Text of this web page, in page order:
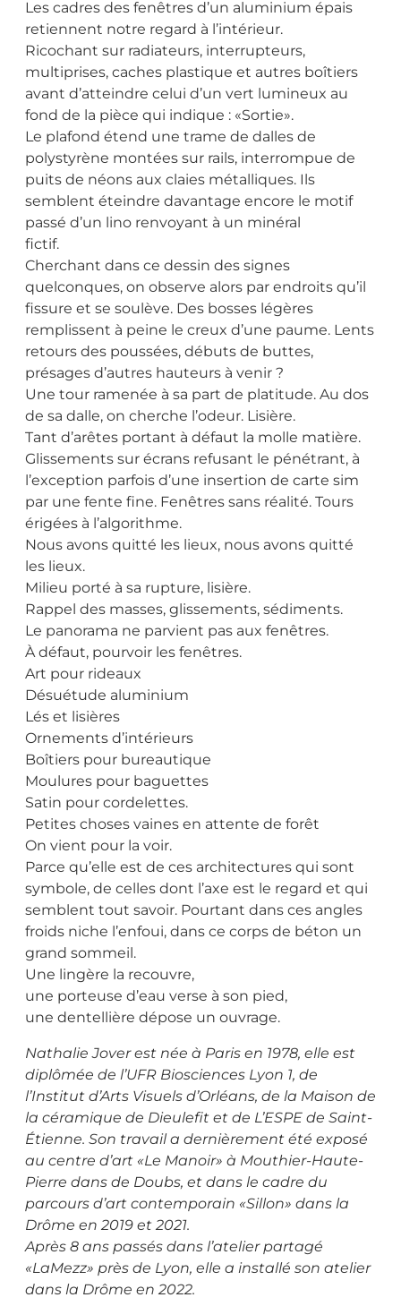
Les cadres des fenêtres d’un aluminium épais
retiennent notre regard à l’intérieur.
Ricochant sur radiateurs, interrupteurs,
multiprises, caches plastique et autres boîtiers
avant d’atteindre celui d’un vert lumineux au
fond de la pièce qui indique : «Sortie».
Le plafond étend une trame de dalles de
polystyrène montées sur rails, interrompue de
puits de néons aux claies métalliques. Ils
semblent éteindre davantage encore le motif
passé d’un lino renvoyant à un minéral
fictif.
Cherchant dans ce dessin des signes
quelconques, on observe alors par endroits qu’il
fissure et se soulève. Des bosses légères
remplissent à peine le creux d’une paume. Lents
retours des poussées, débuts de buttes,
présages d’autres hauteurs à venir ?
Une tour ramenée à sa part de platitude. Au dos
de sa dalle, on cherche l’odeur. Lisière.
Tant d’arêtes portant à défaut la molle matière.
Glissements sur écrans refusant le pénétrant, à
l’exception parfois d’une insertion de carte sim
par une fente fine. Fenêtres sans réalité. Tours
érigées à l’algorithme.
Nous avons quitté les lieux, nous avons quitté
les lieux.
Milieu porté à sa rupture, lisière.
Rappel des masses, glissements, sédiments.
Le panorama ne parvient pas aux fenêtres.
À défaut, pourvoir les fenêtres.
Art pour rideaux
Désuétude aluminium
Lés et lisières
Ornements d’intérieurs
Boîtiers pour bureautique
Moulures pour baguettes
Satin pour cordelettes.
Petites choses vaines en attente de forêt
On vient pour la voir.
Parce qu’elle est de ces architectures qui sont
symbole, de celles dont l’axe est le regard et qui
semblent tout savoir. Pourtant dans ces angles
froids niche l’enfoui, dans ce corps de béton un
grand sommeil.
Une lingère la recouvre,
une porteuse d’eau verse à son pied,
une dentellière dépose un ouvrage.
Nathalie Jover est née à Paris en 1978, elle est
diplômée de l’UFR Biosciences Lyon 1, de
l’Institut d’Arts Visuels d’Orléans, de la Maison de
la céramique de Dieulefit et de L’ESPE de Saint-
Étienne. Son travail a dernièrement été exposé
au centre d’art «Le Manoir» à Mouthier-Haute-
Pierre dans de Doubs, et dans le cadre du
parcours d’art contemporain «Sillon» dans la
Drôme en 2019 et 2021.
Après 8 ans passés dans l’atelier partagé
«LaMezz» près de Lyon, elle a installé son atelier
dans la Drôme en 2022.